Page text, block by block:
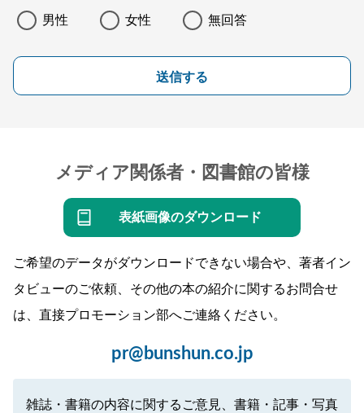
男性 女性 無回答
送信する
メディア関係者・図書館の皆様
表紙画像のダウンロード
ご希望のデータがダウンロードできない場合や、著者イン
タビューのご依頼、その他の本の紹介に関するお問合せ
は、直接プロモーション部へご連絡ください。
pr@bunshun.co.jp
雑誌・書籍の内容に関するご意見、書籍・記事・写真